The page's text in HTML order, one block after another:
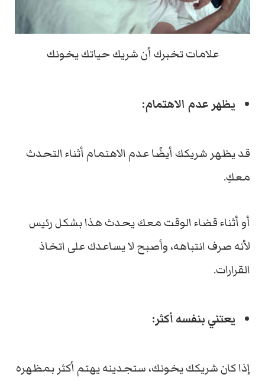
علامات تخبرك أن شريك حياتك يخونك
يظهر عدم الاهتمام:
قد يظهر شريكك أيضًا عدم الاهتمام أثناء التحدث
معكِ.
أو أثناء قضاء الوقت معك يحدث هذا بشكل رئيس
لأنه صرف انتباهه، وأصبح لا يساعدك على اتخاذ
القرارات.
يعتني بنفسه أكثر:
إذا كان شريكك يخونك، ستجدينه يهتم أكثر بمظهره